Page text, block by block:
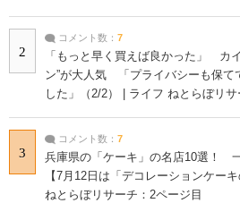
2
コメント数： 7
「もっと早く買えば良かった」 カ
ン”が大人気 「プライバシーも保て
した」（2/2） | ライフ ねとらぼリサ
3
コメント数： 7
兵庫県の「ケーキ」の名店10選！
【7月12日は「デコレーションケー
ねとらぼリサーチ：2ページ目